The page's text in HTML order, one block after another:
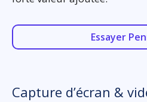
Essayer
Capture d’écran &